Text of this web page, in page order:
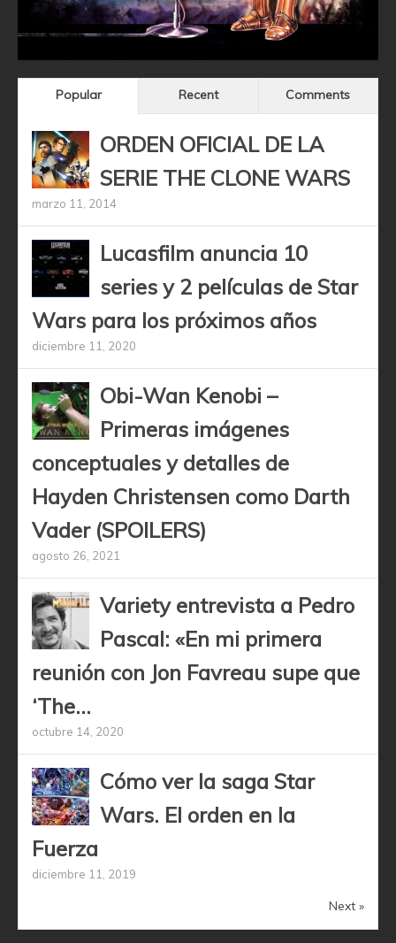
Popular Recent Comments
ORDEN OFICIAL DE LA
SERIE THE CLONE WARS
marzo 11, 2014
Lucasfilm anuncia 10
series y 2 películas de Star
Wars para los próximos años
diciembre 11, 2020
Obi-Wan Kenobi –
Primeras imágenes
conceptuales y detalles de
Hayden Christensen como Darth
Vader (SPOILERS)
agosto 26, 2021
Variety entrevista a Pedro
Pascal: «En mi primera
reunión con Jon Favreau supe que
‘The...
octubre 14, 2020
Cómo ver la saga Star
Wars. El orden en la
Fuerza
diciembre 11, 2019
Next »